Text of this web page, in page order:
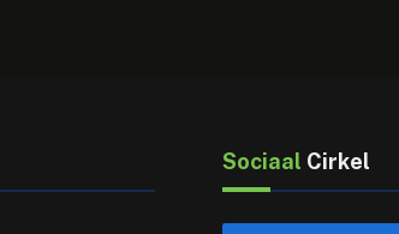
Sociaal Cirkel